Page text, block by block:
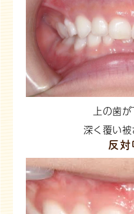
上の歯
深く覆い
反対